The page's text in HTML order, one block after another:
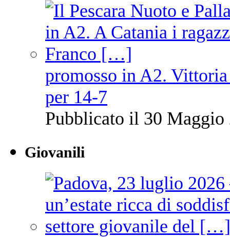
promosso in A2.
per 14-7
Pubblicato il 30 Maggio
Giovanili